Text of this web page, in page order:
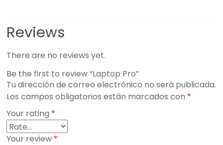
Reviews
There are no reviews yet.
Be the first to review “Laptop Pro”
Tu dirección de correo electrónico no será publicada.
Los campos obligatorios están marcados con *
Your rating *
Your review *